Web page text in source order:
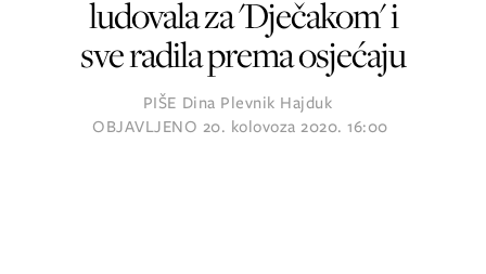
ludovala za 'Dječakom' i
sve radila prema osjećaju
PIŠE Dina Plevnik Hajduk
OBJAVLJENO 20. kolovoza 2020. 16:00